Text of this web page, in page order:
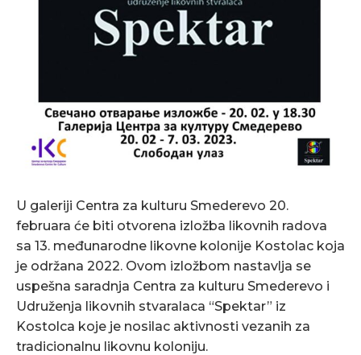
U galeriji Centra za kulturu Smederevo 20.
februara će biti otvorena izložba likovnih radova
sa 13. međunarodne likovne kolonije Kostolac koja
je održana 2022. Ovom izložbom nastavlja se
uspešna saradnja Centra za kulturu Smederevo i
Udruženja likovnih stvaralaca “Spektar” iz
Kostolca koje je nosilac aktivnosti vezanih za
tradicionalnu likovnu koloniju.